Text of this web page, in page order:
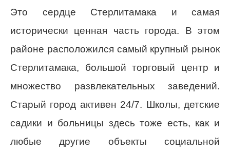
Это сердце Стерлитамака и самая
исторически ценная часть города. В этом
районе расположился самый крупный рынок
Стерлитамака, большой торговый центр и
множество развлекательных заведений.
Старый город активен 24/7. Школы, детские
садики и больницы здесь тоже есть, как и
любые другие объекты социальной